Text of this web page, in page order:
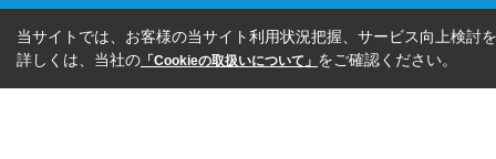
当サイトでは、お客様の当サイト利用状況把握、サービス向上検討
詳しくは、当社の 「Cookieの取扱いについて」 をご確認ください。